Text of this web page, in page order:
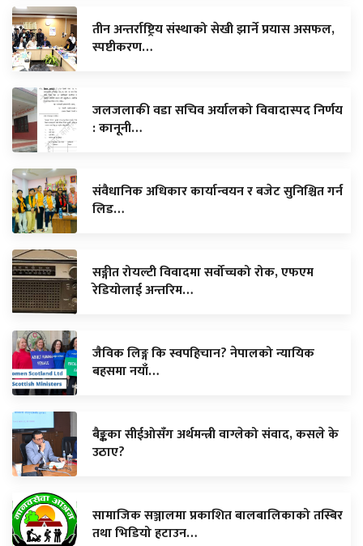
तीन अन्तर्राष्ट्रिय संस्थाको सेखी झार्ने प्रयास असफल,
स्पष्टीकरण…
जलजलाकी वडा सचिव अर्यालको विवादास्पद निर्णय
: कानूनी…
संवैधानिक अधिकार कार्यान्वयन र बजेट सुनिश्चित गर्न
लिड…
सङ्गीत रोयल्टी विवादमा सर्वोच्चको रोक, एफएम
रेडियोलाई अन्तरिम…
जैविक लिङ्ग कि स्वपहिचान? नेपालको न्यायिक
बहसमा नयाँ…
बैङ्कका सीईओसँग अर्थमन्त्री वाग्लेको संवाद, कसले के
उठाए?
सामाजिक सञ्जालमा प्रकाशित बालबालिकाको तस्बिर
तथा भिडियो हटाउन…